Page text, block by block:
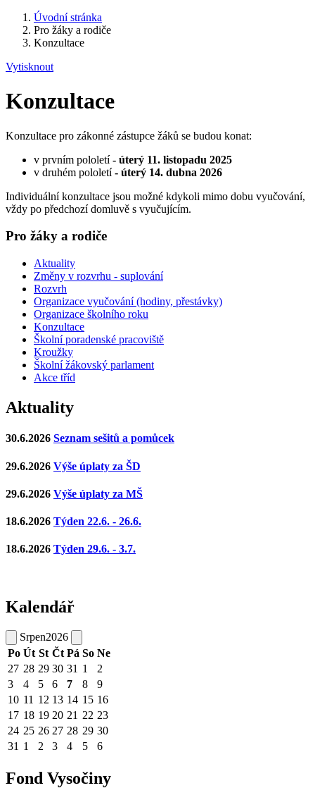
Úvodní stránka
Pro žáky a rodiče
Konzultace
Vytisknout
Konzultace
Konzultace pro zákonné zástupce žáků se budou konat:
v prvním pololetí- úterý 11. listopadu 2025
v druhém pololetí- úterý 14. dubna 2026
Individuální konzultace jsou možné kdykoli mimo dobu vyučování,
vždy po předchozí domluvě s vyučujícím.
Pro žáky a rodiče
Aktuality
Změny v rozvrhu - suplování
Rozvrh
Organizace vyučování (hodiny, přestávky)
Organizace školního roku
Konzultace
Školní poradenské pracoviště
Kroužky
Školní žákovský parlament
Akce tříd
Aktuality
30.6.2026 Seznam sešitů a pomůcek
29.6.2026 Výše úplaty za ŠD
29.6.2026 Výše úplaty za MŠ
18.6.2026 Týden 22.6. - 26.6.
18.6.2026 Týden 29.6. - 3.7.
Kalendář
Srpen2026
Po Út St Čt Pá So Ne
27 28 29 30 31 1
2
3
4 5 6 7 8
9
10 11 12 13 14 15 16
17 18 19 20 21 22 23
24 25 26 27 28 29 30
31 1 2 3 4 5 6
Fond Vysočiny